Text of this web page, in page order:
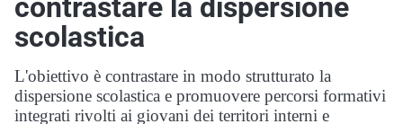
contrastare la dispersione
scolastica
L'obiettivo è contrastare in modo strutturato la
dispersione scolastica e promuovere percorsi formativi
integrati rivolti ai giovani dei territori interni e